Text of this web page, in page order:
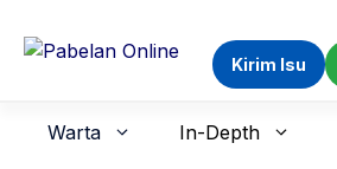
Kirim Isu
Warta In-Depth